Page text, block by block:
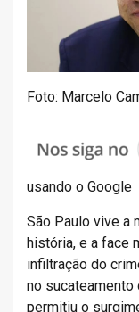
Foto: Marcelo
usando o Google
São Paulo vive a
história, e a face
infiltração do
no
permitiu o